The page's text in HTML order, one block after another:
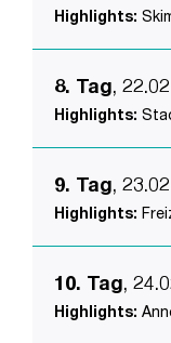
Highlights:
8. Tag,
Highlights:
9. Tag,
Highlights:
10. Tag,
Highlights: